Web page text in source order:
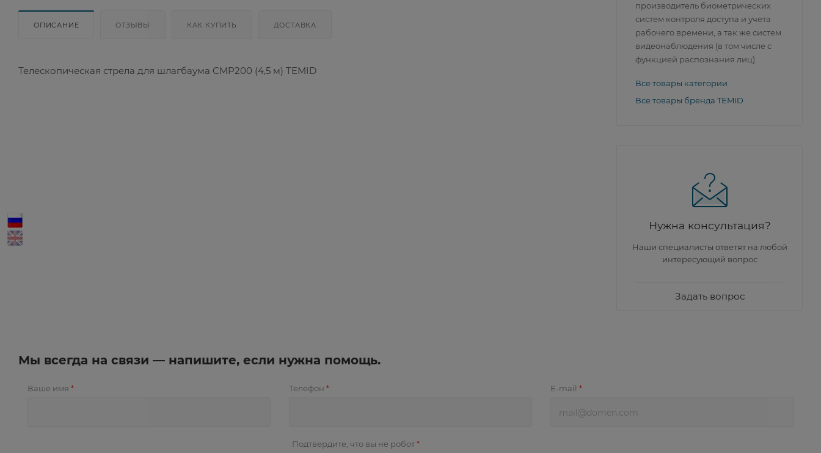
ОПИСАНИЕ ОТЗЫВЫ КАК КУПИТЬ ДОСТАВКА
Телескопическая стрела для шлагбаума CMP200 (4,5 м) TEMID
производитель биометрических
систем контроля доступа и учета
рабочего времени, а так же систем
видеонаблюдения (в том числе с
функцией распознания лиц).
Все товары категории
Все товары бренда TEMID
Нужна консультация?
Наши специалисты ответят на любой
интересующий вопрос
Задать вопрос
Мы всегда на связи — напишите, если нужна помощь.
Ваше имя* Телефон* E-mail *
Подтвердите, что вы не робот *